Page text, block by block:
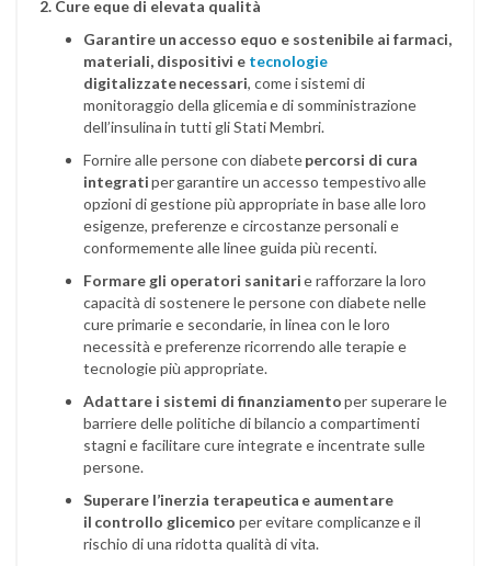
2. Cure eque di elevata qualità
Garantire un accesso equo e sostenibile ai farmaci,
materiali, dispositivi e tecnologie
digitalizzate necessari, come i sistemi di
monitoraggio della glicemia e di somministrazione
dell’insulina in tutti gli Stati Membri.
Fornire alle persone con diabetepercorsi di cura
integratiper garantire un accesso tempestivo alle
opzioni di gestione più appropriate in base alle loro
esigenze, preferenze e circostanze personali e
conformemente alle linee guida più recenti.
Formare gli operatori sanitarie rafforzare la loro
capacità di sostenere le persone con diabete nelle
cure primarie e secondarie, in linea con le loro
necessità e preferenze ricorrendo alle terapie e
tecnologie più appropriate.
Adattare i sistemi di finanziamentoper superare le
barriere delle politiche di bilancio a compartimenti
stagni e facilitare cure integrate e incentrate sulle
persone.
Superare l’inerzia terapeutica e aumentare
il controllo glicemico per evitare complicanze e il
rischio di una ridotta qualità di vita.